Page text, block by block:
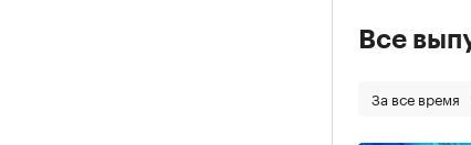
Все
За все время